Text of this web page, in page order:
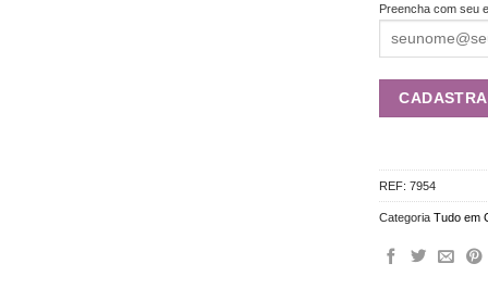
Preencha com seu
REF:7954
CategoriaTudo em